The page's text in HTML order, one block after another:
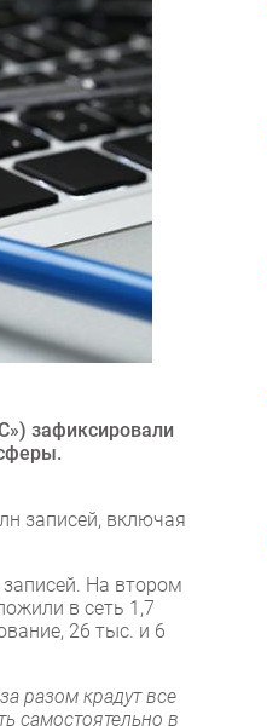
зафиксировали
записей, включая
На втором
в сеть 1,7
26 тыс. и 6
разом крадут все
самостоятельно в